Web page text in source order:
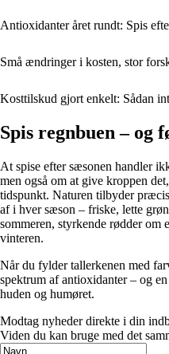
Antioxidanter året rundt: Spis
Små ændringer i kosten, stor
Kosttilskud gjort enkelt: Sådan
Spis regnbuen – og
At spise efter sæsonen handler
men også om at give kroppen
tidspunkt. Naturen tilbyder
af i hver sæson – friske, lette
sommeren, styrkende rødder om
vinteren.
Når du fylder tallerkenen med
spektrum af antioxidanter – og
huden og humøret.
Modtag nyheder direkte i din
Viden du kan bruge med det